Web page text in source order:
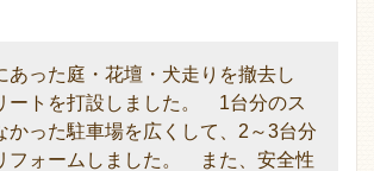
あった庭・花壇・犬走りを撤去し
ートを打設しました。 1台分のス
かった駐車場を広くして、2～3台分
フォームしました。 また、安全性